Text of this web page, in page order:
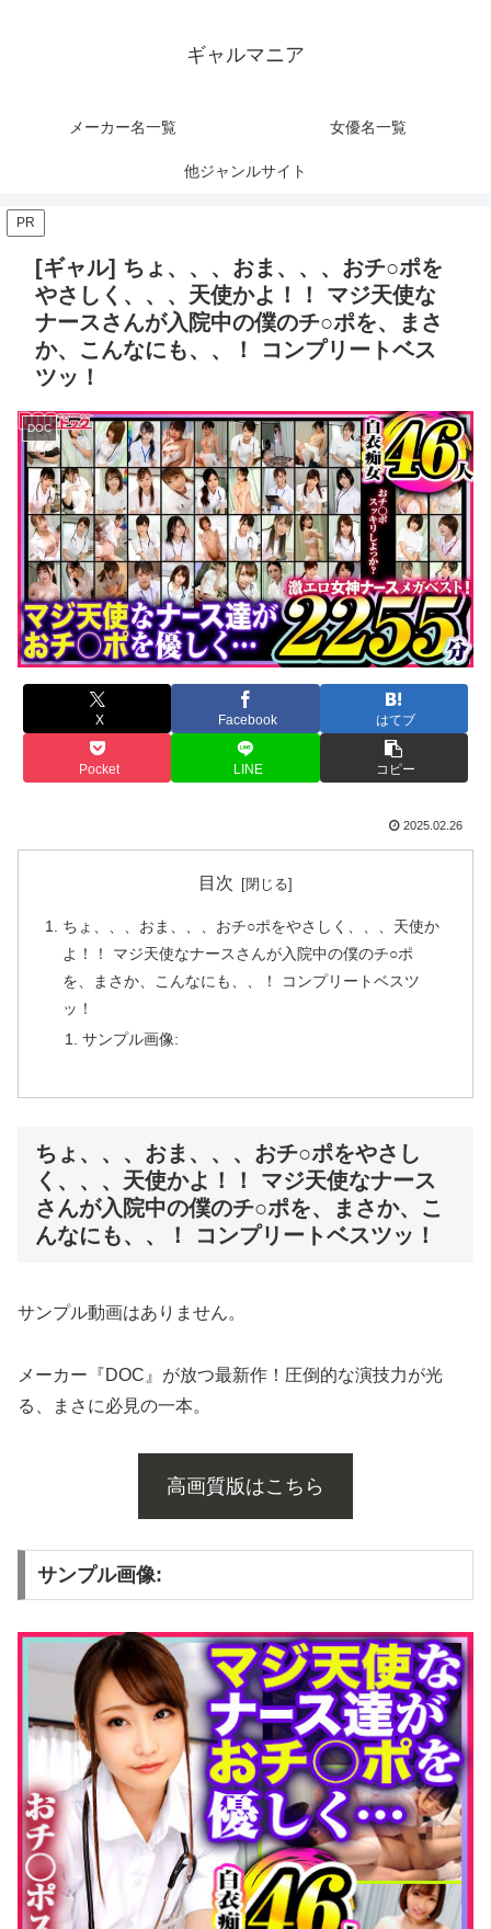
ギャルマニア
メーカー名一覧 女優名一覧
他ジャンルサイト
PR
[ギャル] ちょ、、、おま、、、おチ○ポを
やさしく、、、天使かよ！！ マジ天使な
ナースさんが入院中の僕のチ○ポを、まさ
か、こんなにも、、！ コンプリートベス
ツッ！
DOC
X Facebook はてブ
Pocket LINE コピー
2025.02.26
目次
ちょ、、、おま、、、おチ○ポをやさしく、、、天使か
よ！！ マジ天使なナースさんが入院中の僕のチ○ポ
を、まさか、こんなにも、、！ コンプリートベスツ
ッ！
サンプル画像:
ちょ、、、おま、、、おチ○ポをやさし
く、、、天使かよ！！ マジ天使なナース
さんが入院中の僕のチ○ポを、まさか、こ
んなにも、、！ コンプリートベスツッ！
サンプル動画はありません。
メーカー『DOC』が放つ最新作！圧倒的な演技力が光
る、まさに必見の一本。
高画質版はこちら
サンプル画像: